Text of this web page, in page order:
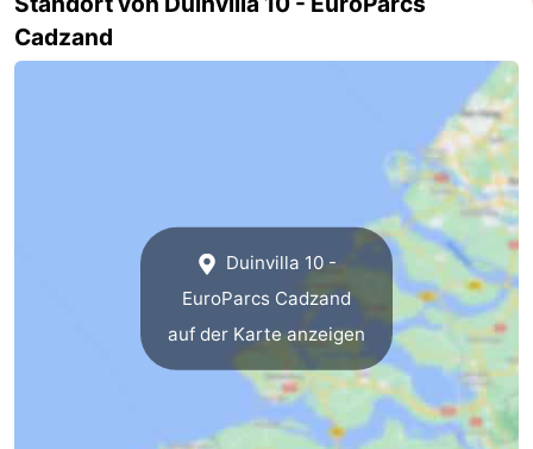
Kontakt
Cadzand
Duinvilla 10 -
EuroParcs Cadzand
auf der Karte anzeigen